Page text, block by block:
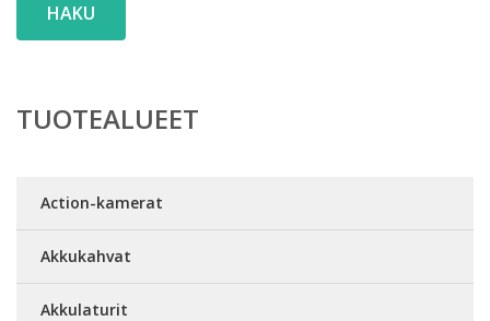
HAKU
TUOTEALUEET
Action-kamerat
Akkukahvat
Akkulaturit